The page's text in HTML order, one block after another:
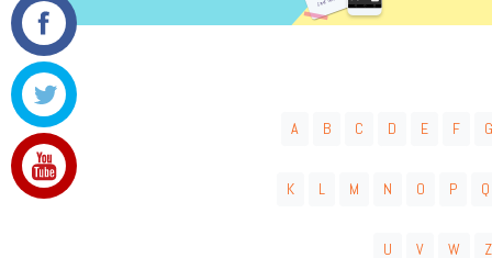
A B C D E F G
K L M N O P Q
U V W Z